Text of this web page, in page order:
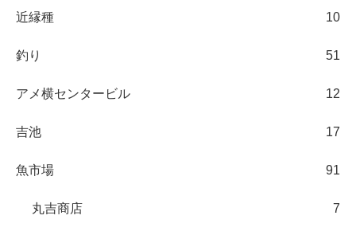
近縁種 10
釣り 51
アメ横センタービル 12
吉池 17
魚市場 91
丸吉商店 7